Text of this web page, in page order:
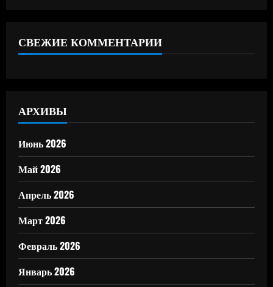
СВЕЖИЕ КОММЕНТАРИИ
АРХИВЫ
Июнь 2026
Май 2026
Апрель 2026
Март 2026
Февраль 2026
Январь 2026